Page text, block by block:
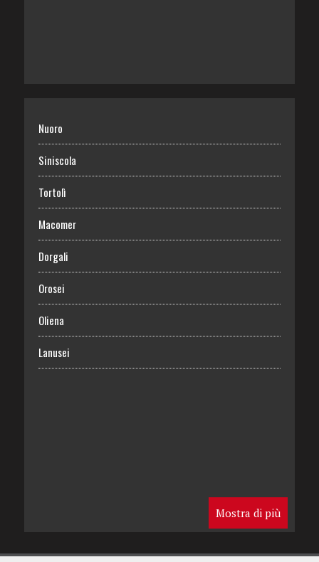
Nuoro
Siniscola
Tortolì
Macomer
Dorgali
Orosei
Oliena
Lanusei
Mostra di più